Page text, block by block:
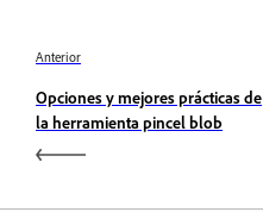
Anterior
Opciones y mejores prácticas de
la herramienta pincel blob